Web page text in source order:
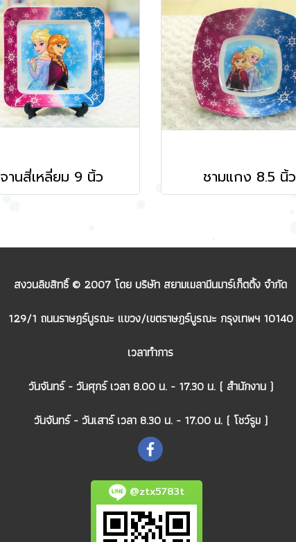
จานสี่เหลี่ยม 9 นิ้ว ชามแกง 8.5 นิ้ว
สงวนลิขสิทธิ์ © 2007 โดย บริษัท สยามเมลามีนมาร์เก็ตติ้ง จำกัด
129/1 ถนนราษฎร์บูรณะ แขวง/เขตราษฎร์บูรณะ กรุงเทพฯ 10140
เวลาทำการ
วันจันทร์ - วันศุกร์ เวลา 8.00 น. - 17.30 น. ( สำนักงาน )
วันจันทร์ - วันเสาร์ เวลา 8.30 น. - 17.00 น. ( โชว์รูม )
@ztx5783t